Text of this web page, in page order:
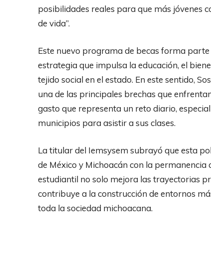
posibilidades reales para que más jóvenes
de vida”.
Este nuevo programa de becas forma
estrategia que impulsa la educación, el
tejido social en el estado. En este sentido,
una de las principales brechas que
gasto que representa un reto diario,
municipios para asistir a sus clases.
La titular del Iemsysem subrayó que esta
de México y Michoacán con la
estudiantil no solo mejora las trayectorias
contribuye a la construcción de entornos
toda la sociedad michoacana.